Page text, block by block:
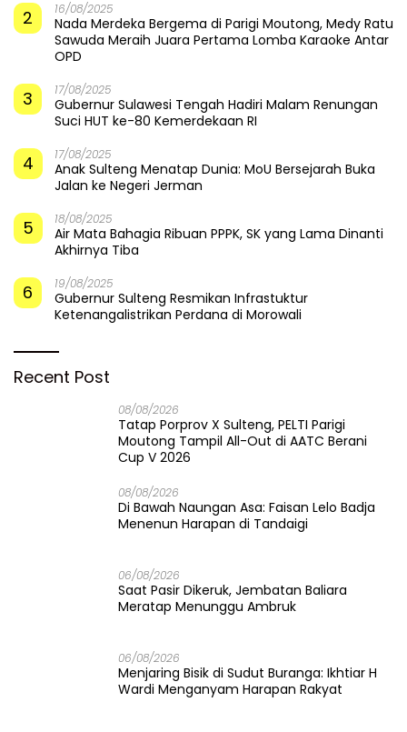
2 16/08/2025
Nada Merdeka Bergema di Parigi Moutong, Medy Ratu
Sawuda Meraih Juara Pertama Lomba Karaoke Antar
OPD
3 17/08/2025
Gubernur Sulawesi Tengah Hadiri Malam Renungan
Suci HUT ke-80 Kemerdekaan RI
4 17/08/2025
Anak Sulteng Menatap Dunia: MoU Bersejarah Buka
Jalan ke Negeri Jerman
5 18/08/2025
Air Mata Bahagia Ribuan PPPK, SK yang Lama Dinanti
Akhirnya Tiba
6 19/08/2025
Gubernur Sulteng Resmikan Infrastuktur
Ketenangalistrikan Perdana di Morowali
Recent Post
08/08/2026
Tatap Porprov X Sulteng, PELTI Parigi
Moutong Tampil All-Out di AATC Berani
Cup V 2026
08/08/2026
Di Bawah Naungan Asa: Faisan Lelo Badja
Menenun Harapan di Tandaigi
06/08/2026
Saat Pasir Dikeruk, Jembatan Baliara
Meratap Menunggu Ambruk
06/08/2026
Menjaring Bisik di Sudut Buranga: Ikhtiar H
Wardi Menganyam Harapan Rakyat